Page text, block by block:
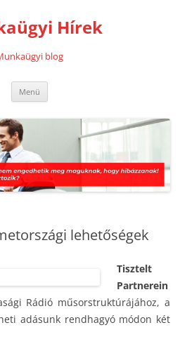
Hírek
blog
Menü
lehetőségek
Tisztelt
Partnerein
Rádió műsorstruktúrájához, a
adásunk rendhagyó módon két